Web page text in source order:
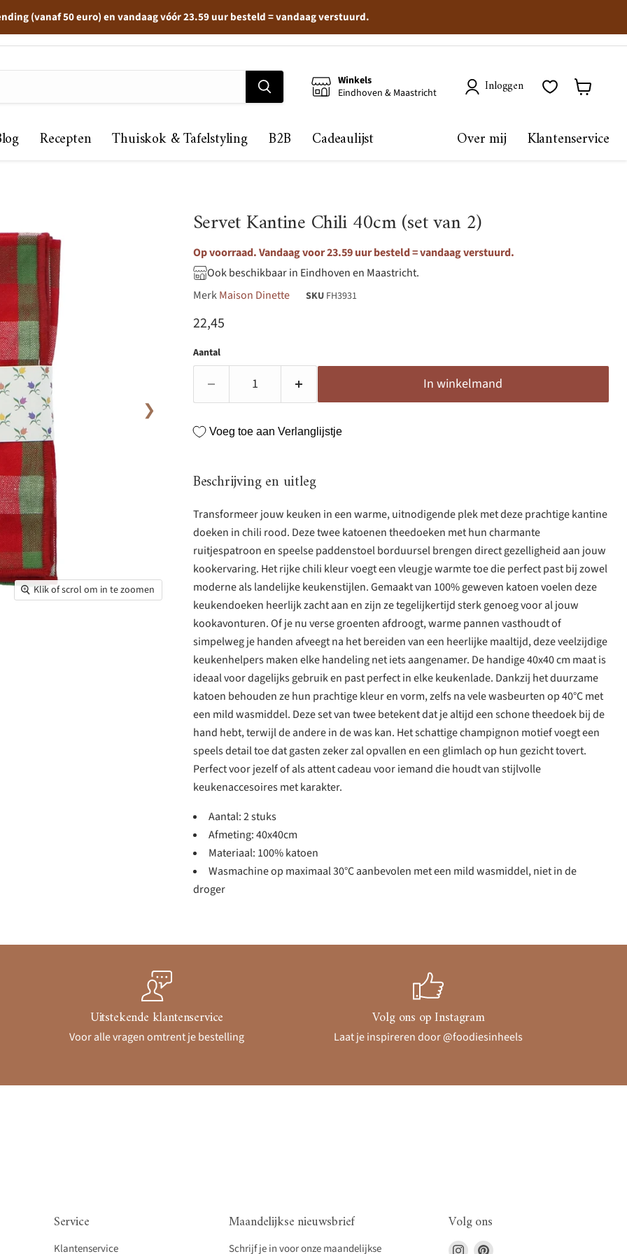
(vanaf 50 euro) en vandaag vóór 23.59 uur besteld = vandaag verstuurd.
Winkels
Eindhoven & Maastricht
Inloggen
Recepten Thuiskok & Tafelstyling B2B Cadeaulijst Over mij Klantenservice
Klik of scrol om in te zoomen
❯
Servet Kantine Chili 40cm (set van 2)
Op voorraad. Vandaag voor 23.59 uur besteld = vandaag verstuurd.
Ook beschikbaar in Eindhoven en Maastricht.
MerkMaison Dinette SKU FH3931
Huidige prijs
22,45
Aantal
In winkelmand
Voeg toe aan Verlanglijstje
Beschrijving en uitleg
Transformeer jouw keuken in een warme, uitnodigende plek met deze prachtige kantine
doeken in chili rood. Deze twee katoenen theedoeken met hun charmante
ruitjespatroon en speelse paddenstoel borduursel brengen direct gezelligheid aan jouw
kookervaring. Het rijke chili kleur voegt een vleugje warmte toe die perfect past bij zowel
moderne als landelijke keukenstijlen. Gemaakt van 100% geweven katoen voelen deze
keukendoeken heerlijk zacht aan en zijn ze tegelijkertijd sterk genoeg voor al jouw
kookavonturen. Of je nu verse groenten afdroogt, warme pannen vasthoudt of
simpelweg je handen afveegt na het bereiden van een heerlijke maaltijd, deze veelzijdige
keukenhelpers maken elke handeling net iets aangenamer. De handige 40x40 cm maat is
ideaal voor dagelijks gebruik en past perfect in elke keukenlade. Dankzij het duurzame
katoen behouden ze hun prachtige kleur en vorm, zelfs na vele wasbeurten op 40°C met
een mild wasmiddel. Deze set van twee betekent dat je altijd een schone theedoek bij de
hand hebt, terwijl de andere in de was kan. Het schattige champignon motief voegt een
speels detail toe dat gasten zeker zal opvallen en een glimlach op hun gezicht tovert.
Perfect voor jezelf of als attent cadeau voor iemand die houdt van stijlvolle
keukenaccesoires met karakter.
Aantal: 2 stuks
Afmeting: 40x40cm
Materiaal: 100% katoen
Wasmachine op maximaal 30°C aanbevolen met een mild wasmiddel, niet in de
droger
Uitstekende klantenservice
Voor alle vragen omtrent je bestelling
Volg ons op Instagram
Laat je inspireren door @foodiesinheels
Service
Klantenservice
Maandelijkse nieuwsbrief
Schrijf je in voor onze maandelijkse
Volg ons
Vind Vind